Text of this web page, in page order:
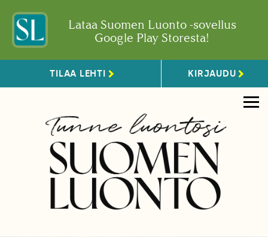
Lataa Suomen Luonto -sovellus
Google Play Storesta!
TILAA LEHTI KIRJAUDU